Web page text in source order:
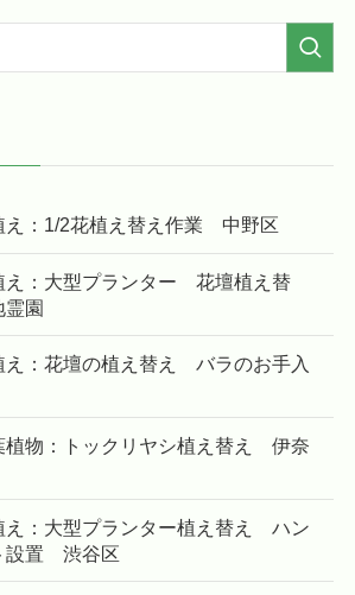
え：1/2花植え替え作業 中野区
え：大型プランター 花壇植え替
園
え：花壇の植え替え バラのお手入
植物：トックリヤシ植え替え 伊奈
え：大型プランター植え替え ハン
設置 渋谷区